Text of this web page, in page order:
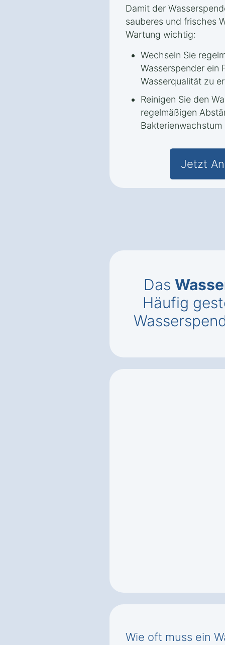
Damit der
sauberes und frisches
Wartung wichtig:
Wechseln Sie
Wasserspender ein
Wasserqualität zu
Reinigen Sie den
regelmäßigen
Jetzt
Das
Häufig
Wie oft muss ein